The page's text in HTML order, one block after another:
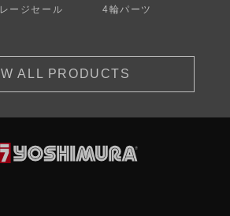
ージセール 4輪パーツ
ALL PRODUCTS